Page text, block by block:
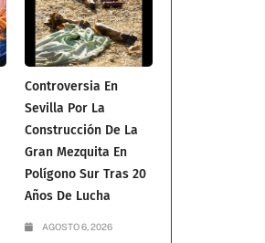
Controversia En
Sevilla Por La
Construcción De La
Gran Mezquita En
Polígono Sur Tras 20
Años De Lucha
AGOSTO 6, 2026